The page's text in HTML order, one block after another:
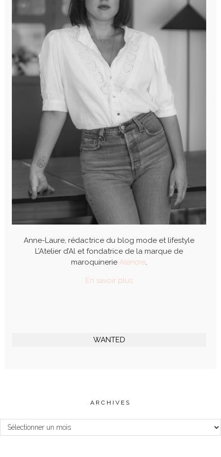
Anne-Laure, rédactrice du blog mode et lifestyle
L’Atelier d’Al et fondatrice de la marque de
maroquinerie Alénore.
En savoir plus
WANTED
ARCHIVES
Archives